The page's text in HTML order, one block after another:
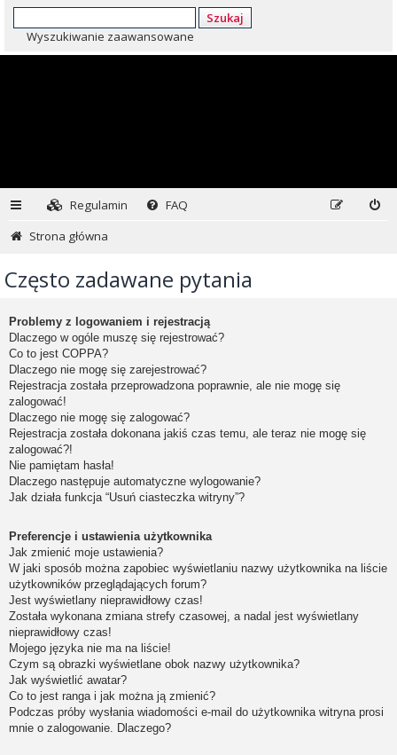
Szukaj
Wyszukiwanie zaawansowane
Regulamin
FAQ
Strona główna
Często zadawane pytania
Problemy z logowaniem i rejestracją
Dlaczego w ogóle muszę się rejestrować?
Co to jest COPPA?
Dlaczego nie mogę się zarejestrować?
Rejestracja została przeprowadzona poprawnie, ale nie mogę się
zalogować!
Dlaczego nie mogę się zalogować?
Rejestracja została dokonana jakiś czas temu, ale teraz nie mogę się
zalogować?!
Nie pamiętam hasła!
Dlaczego następuje automatyczne wylogowanie?
Jak działa funkcja “Usuń ciasteczka witryny”?
Preferencje i ustawienia użytkownika
Jak zmienić moje ustawienia?
W jaki sposób można zapobiec wyświetlaniu nazwy użytkownika na liście
użytkowników przeglądających forum?
Jest wyświetlany nieprawidłowy czas!
Została wykonana zmiana strefy czasowej, a nadal jest wyświetlany
nieprawidłowy czas!
Mojego języka nie ma na liście!
Czym są obrazki wyświetlane obok nazwy użytkownika?
Jak wyświetlić awatar?
Co to jest ranga i jak można ją zmienić?
Podczas próby wysłania wiadomości e-mail do użytkownika witryna prosi
mnie o zalogowanie. Dlaczego?